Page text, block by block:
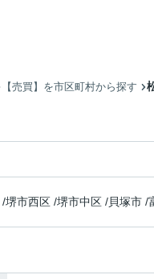
【売買】を市区町村から探す
/堺市西区 /堺市中区 /貝塚市 /